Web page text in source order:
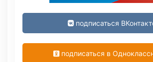
подписаться
подписаться в